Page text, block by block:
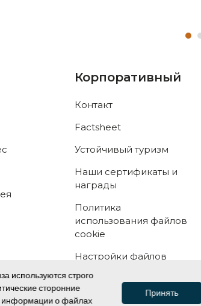
используются строго
сторонние
информации о файлах
Принять
Корпоративный
Контакт
Factsheet
Устойчивый туризм
Наши сертификаты и
награды
Политика
использования файлов
cookie
Настройки файлов
PDPL